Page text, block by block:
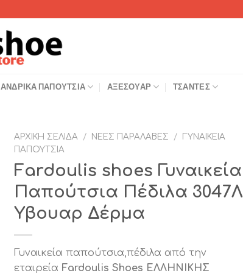
ΑΝΔΡΙΚΆ ΠΑΠΟΎΤΣΙΑ ΑΞΕΣΟΥΆΡ ΤΣΆΝΤΕΣ
ΑΡΧΙΚΉ ΣΕΛΊΔΑ / ΝΈΕΣ ΠΑΡΑΛΑΒΈΣ /
ΓΥΝΑΙΚΕΊΑ
ΠΑΠΟΎΤΣΙΑ
Fardoulis shoes Γυναικεία
Παπούτσια Πέδιλα 3047Λ
Υβουαρ Δέρμα
Γυναικεία παπούτσια,πέδιλα από την
εταιρεία Fardoulis Shoes ΕΛΛΗΝΙΚΗΣ